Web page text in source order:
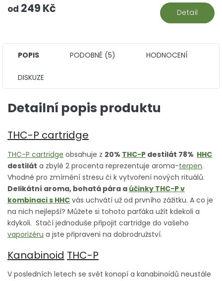
od 249 Kč Detail
POPIS PODOBNÉ (5) HODNOCENÍ
DISKUZE
Detailní popis produktu
THC-P cartridge
THC-P cartridge obsahuje z 20% THC-P destilát 78% HHC
destilát a zbylé 2 procenta reprezentuje aroma-terpen.
Vhodné pro zmírnění stresu či k vytvoření nových rituálů.
Delikátní aroma, bohatá pára a účinky THC-P v
kombinaci s HHC vás uchvátí už od prvního zážitku. A co je
na nich nejlepší? Můžete si tohoto parťáka užít kdekoli a
kdykoli. Stačí jednoduše připojit cartridge do vašeho
vaporizéru a jste připraveni na dobrodružství.
Kanabinoid THC-P
V posledních letech se svět konopí a kanabinoidů neustále